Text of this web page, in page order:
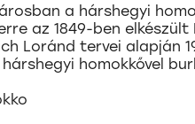
a hárshegyi
az 1849-ben
Loránd tervei alapján
homokkővel